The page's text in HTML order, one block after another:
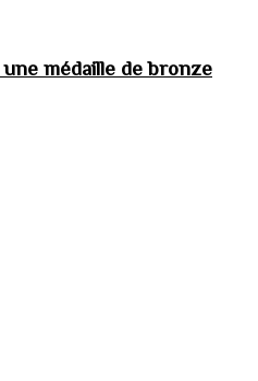
une médaille de bronze